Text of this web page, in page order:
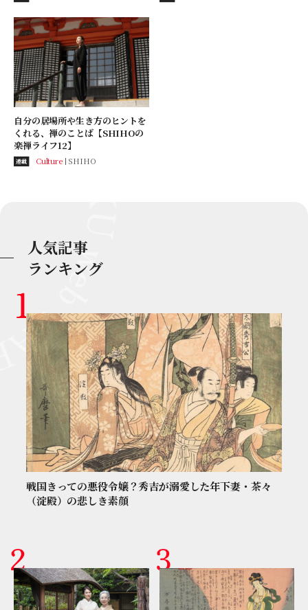
自分の居場所や生き方のヒントを
くれる、禅のことば【SHIHOの
楽禅ライフ12】
連載 Culture SHIHO
人気記事
ランキング
戦国きっての悪役令嬢？秀吉が溺愛した年下妻・茶々
（淀殿）の悲しき素顔